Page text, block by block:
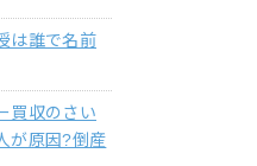
は誰で名前
買収のさい
が原因?倒産